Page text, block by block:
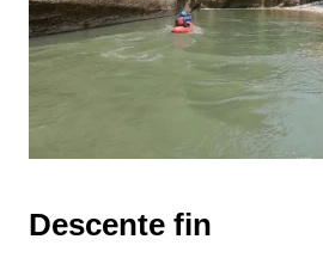
Descente fin